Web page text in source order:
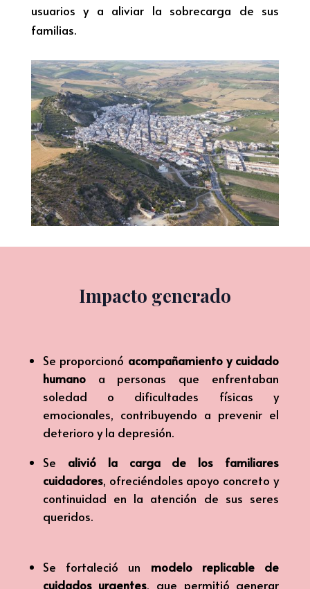
usuarios y a aliviar la sobrecarga de sus
familias.
Impacto generado
Se proporcionó acompañamiento y cuidado
humanoa personas que enfrentaban
soledad o dificultades físicas y
emocionales, contribuyendo a prevenir el
deterioro y la depresión.
Se alivió la carga de los familiares
cuidadores, ofreciéndoles apoyo concreto y
continuidad en la atención de sus seres
queridos.
Se fortaleció un modelo replicable de
cuidados urgentes, que permitió generar